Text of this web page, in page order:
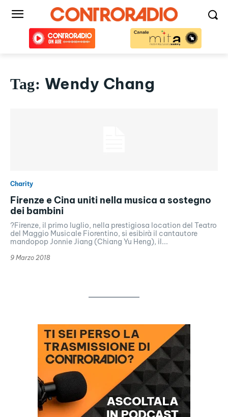
Tag: Wendy Chang
Charity
Firenze e Cina uniti nella musica a sostegno
dei bambini
?Firenze, il primo luglio, nella prestigiosa location del Teatro
del Maggio Musicale Fiorentino, si esibirà il cantautore
mandopop Jonnie Jiang (Chiang Yu Heng), il...
9 Marzo 2018